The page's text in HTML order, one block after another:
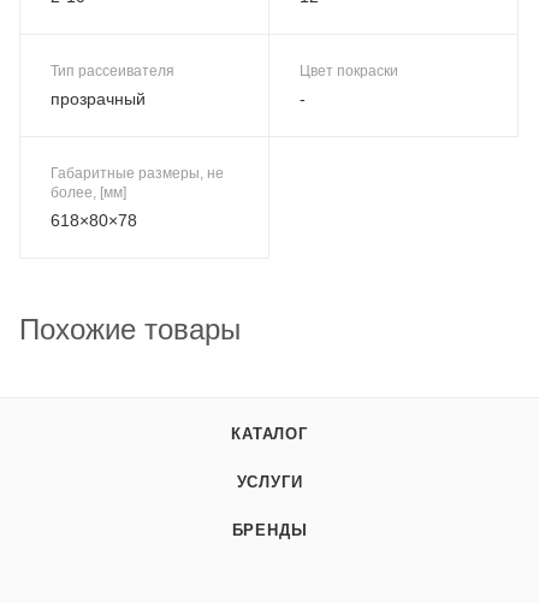
Тип рассеивателя
прозрачный
Цвет покраски
-
Габаритные размеры, не
более, [мм]
618×80×78
Похожие товары
КАТАЛОГ
УСЛУГИ
БРЕНДЫ